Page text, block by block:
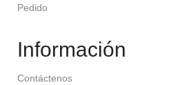
Pedido
Información
Contáctenos